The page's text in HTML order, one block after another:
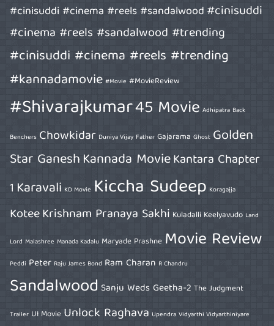
#cinisuddi #cinema #reels #sandalwood#cinisuddi
#cinema #reels #sandalwood #trending
#cinisuddi #cinema #reels #trending
#kannadamovie #Movie #MovieReview
#Shivarajkumar45 Movie Adhipatra Back
Benchers Chowkidar Duniya Vijay Father Gajarama Ghost Golden
Star GaneshKannada MovieKantara Chapter
1 Karavali KD Movie Kiccha Sudeep Koragajja
KoteeKrishnam Pranaya Sakhi Kuladalli Keelyavudo Land
Lord Malashree Manada Kadalu Maryade Prashne Movie Review
Peddi Peter Raju James Bond Ram Charan R Chandru
Sandalwood Sanju Weds Geetha-2 The Judgment
Trailer UI Movie Unlock Raghava Upendra Vidyarthi Vidyarthiniyare